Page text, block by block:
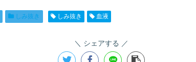
しみ抜き しみ抜き 血液
シェアする